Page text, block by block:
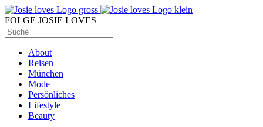
FOLGE JOSIE LOVES
About
Reisen
München
Mode
Persönliches
Lifestyle
Beauty